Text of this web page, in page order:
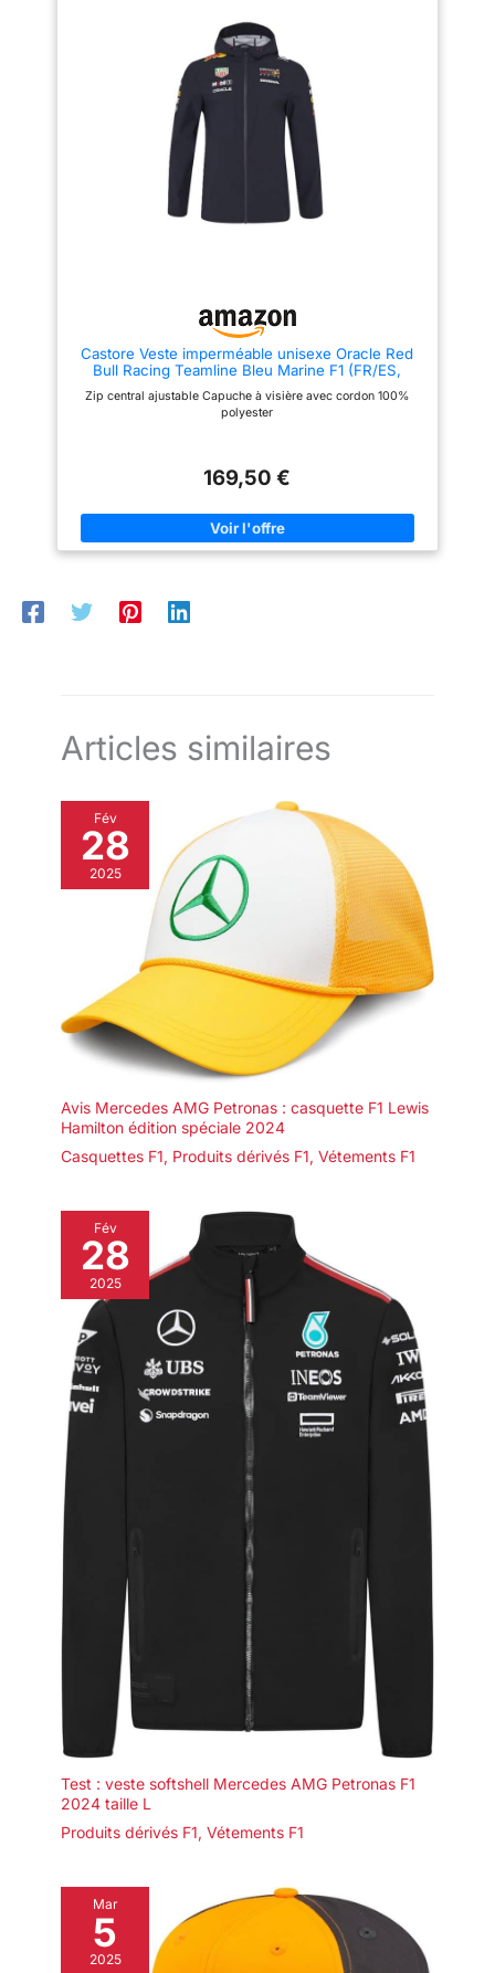
Castore Veste imperméable unisexe Oracle Red
Bull Racing Teamline Bleu Marine F1 (FR/ES,
Bleu)
Zip central ajustable Capuche à visière avec cordon 100%
polyester
169,50 €
Articles similaires
Fév
28
2025
Avis Mercedes AMG Petronas : casquette F1 Lewis
Hamilton édition spéciale 2024
Casquettes F1, Produits dérivés F1, Vétements F1
Fév
28
2025
Test : veste softshell Mercedes AMG Petronas F1
2024 taille L
Produits dérivés F1, Vétements F1
Mar
5
2025